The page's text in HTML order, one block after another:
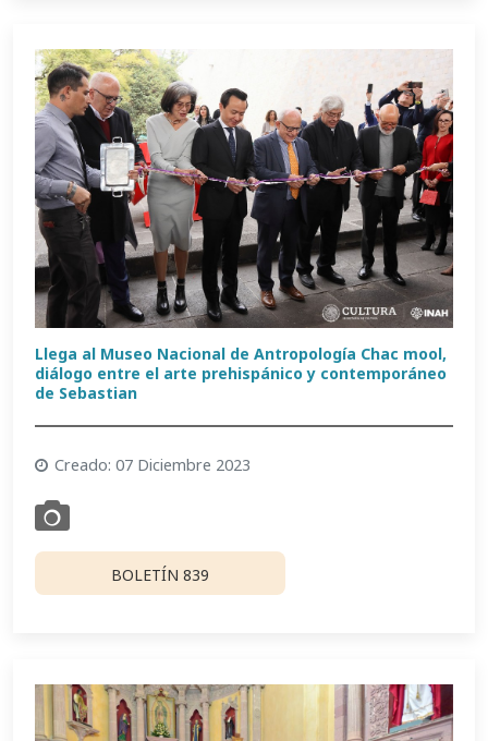
Llega al Museo Nacional de Antropología Chac mool,
diálogo entre el arte prehispánico y contemporáneo
de Sebastian
Creado: 07 Diciembre 2023
BOLETÍN 839